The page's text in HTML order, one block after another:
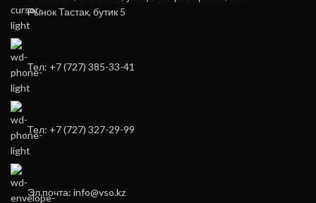
Рынок Тастак, бутик 5
Тел: +7 (727) 385-33-41
Тел: +7 (727) 327-29-99
Эл.почта: info@vso.kz